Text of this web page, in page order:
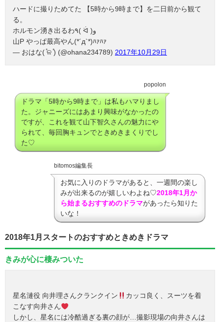
ハードに撮りためてた 【5時から9時まで】を二日前から観て
る。
ホルモン湧き出るわ٩( ᐛ )و
山P やっぱ最高やん(*´д`*)ﾊｧﾊｧ
— おはな( ̊ଳ ̊) (@ohana234789) 2017年10月29日
popolon
ドラマ「5時から9時まで」は私もハマりまし
た。ジャニーズにはあまり興味がなかったの
ですが、これを観て山下智久さんの魅力にや
られて、毎回胸キュンでときめきまくりでし
た♡
bitomos編集長
お気に入りのドラマがあると、一週間の楽し
みが出来るのが嬉しいわよね♡2018年1月か
ら始まるおすすめのドラマがあったら知りた
いな！
2018年1月スタートのおすすめときめきドラマ
きみが心に棲みついた
星名漣役 向井理さんクランクイン
カッコ良く、スーツを着
こなす向井さん
しかし、星名には冷酷過ぎる裏の顔が…撮影現場の向井さんは